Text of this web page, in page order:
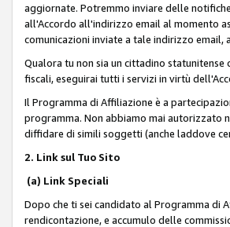
aggiornate. Potremmo inviare delle
all'Accordo all'indirizzo email al momento
comunicazioni inviate a tale indirizzo
Qualora tu non sia un cittadino
fiscali, eseguirai tutti i servizi in virtù
Il Programma di Affiliazione è a
programma. Non abbiamo mai autorizzato
diffidare di simili soggetti (anche laddove
2. Link sul Tuo Sito
(a) Link Speciali
Dopo che ti sei candidato al Programma di
rendicontazione, e accumulo delle